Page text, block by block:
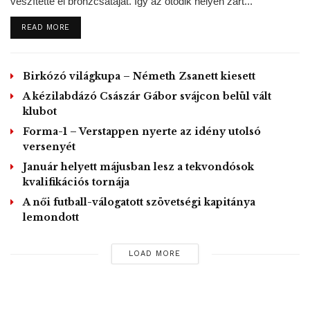
egy hónapig lesz csak érvényben. A négyszeres olimpiai
bajnok brit Mo Farah ugyanis júniusban jelentette be, hogy
km, Haile Gebrselassie) megjavítására.
Érdekesség, hogy a maratonfutás esetében ugyanez volt a
forgatókönyv. Moen 2017 decemberében 2:05:48 órára
javította az Európa-csúcsot, majd Farah 2018 októberében
2:05:11 órás idővel megfosztotta őt a rekordtól.
GD/MTI, Foto: Eirik Førde
Tags: egyórás futás
Sondre Nordstad Moen
READ MOREDETAILS
Birkózó világkupa – Németh Zsanett kiesett
A kézilabdázó Császár Gábor svájcon belül vált
klubot
Forma-1 – Verstappen nyerte az idény utolsó
versenyét
Január helyett májusban lesz a tekvondósok
kvalifikációs tornája
A női futball-válogatott szövetségi kapitánya
lemondott
LOAD MORE